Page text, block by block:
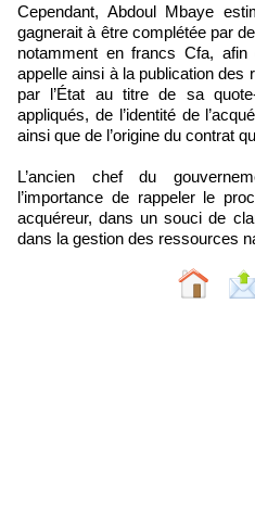
Cependant, Abdoul Mbaye
gagnerait à être complétée par
notamment en francs Cfa,
appelle ainsi à la publication des
par l’État au titre de sa
appliqués, de l’identité de
ainsi que de l’origine du contrat
L’ancien chef du
l’importance de rappeler le
acquéreur, dans un souci de
dans la gestion des ressources